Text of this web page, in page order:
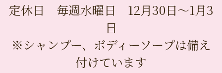
定休日 毎週水曜日 12月30日〜1月3
日
※シャンプー、ボディーソープは備え
付けています